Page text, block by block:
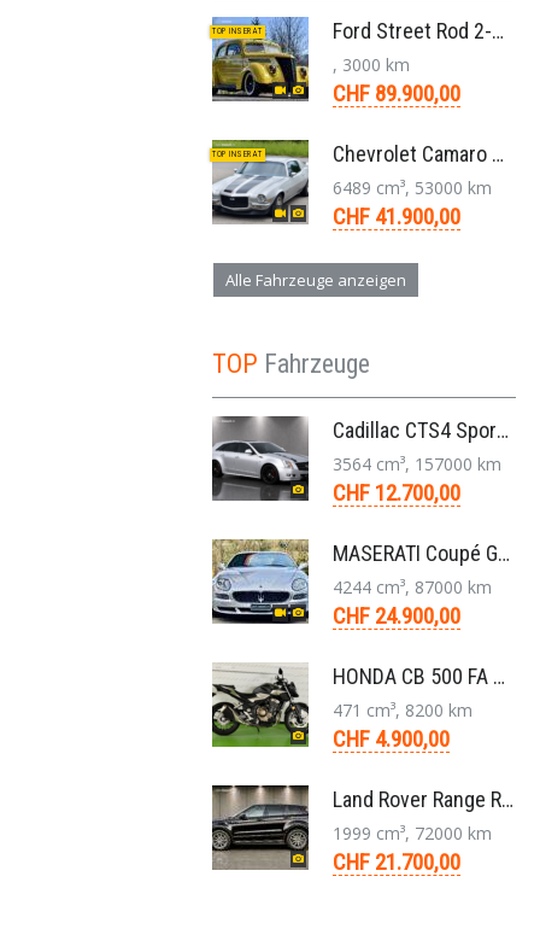
TOP INSERAT Ford Street Rod 2-Door V8 Aut. 1937
, 3000 km
CHF 89.900,00
TOP INSERAT Chevrolet Camaro SS 396 LS3 Coupe Aut. 1971
6489 cm³, 53000 km
CHF 41.900,00
Alle Fahrzeuge anzeigen
TOP Fahrzeuge
Cadillac CTS4 Sport Wagon 3.6 V6 LLT AWD Aut. 2012
3564 cm³, 157000 km
CHF 12.700,00
MASERATI Coupé GT Cambiocorsa 4,2 V8 Aut. 2005
4244 cm³, 87000 km
CHF 24.900,00
HONDA CB 500 FA ABS Naked Bike 2020
471 cm³, 8200 km
CHF 4.900,00
Land Rover Range Rover Evoque Compact SUV 2.0 TD4 SE AT9 2017
1999 cm³, 72000 km
CHF 21.700,00